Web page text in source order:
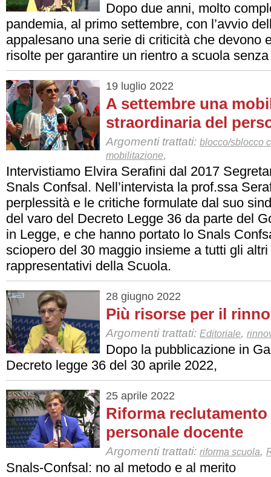
Dopo due anni, molto
pandemia, al primo settembre, con l’avvio
appalesano una serie di criticità che devono
risolte per garantire un rientro a scuola
19 luglio 2022
A settembre una
straordinaria del
Argomenti trattati: blocco/sblocco
mobilitazione,
Intervistiamo Elvira Serafini dal 2017
Snals Confsal. Nell’intervista la prof.ssa
perplessità e le critiche formulate dal suo
del varo del Decreto Legge 36 da parte del
in Legge, e che hanno portato lo Snals
sciopero del 30 maggio insieme a tutti gli
rappresentativi della Scuola.
28 giugno 2022
Più risorse per il
Argomenti trattati: Editoriale,
Dopo la pubblicazione in
Decreto legge 36 del 30 aprile 2022,
25 aprile 2022
Riforma
personale docente
Argomenti trattati: riforma scuola,
Snals-Confsal: no al metodo e al merito